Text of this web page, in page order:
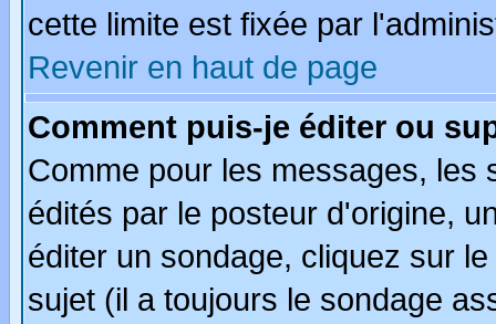
cette limite est fixée par
Revenir en haut de page
Comment puis-je éditer ou
Comme pour les messages, les
édités par le posteur d'origine,
éditer un sondage, cliquez sur
sujet (il a toujours le sondage